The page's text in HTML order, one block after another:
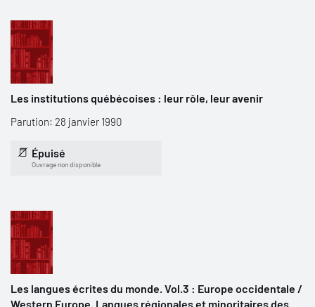
Les institutions québécoises : leur rôle, leur avenir
Parution: 28 janvier 1990
Épuisé
Ouvrage non disponible
Les langues écrites du monde. Vol.3 : Europe occidentale /
Western Europe. Langues régionales et minoritaires des